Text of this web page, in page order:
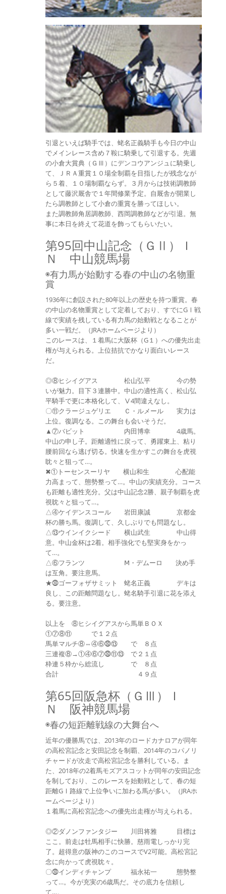
引退といえば騎手では、蛯名正義騎手も今日の中山
でメインレース含め７鞍に騎乗して引退する。先週
の小倉大賞典（ＧⅢ）にデンコウアンジュに騎乗し
て、ＪＲＡ重賞１０場全制覇を目指したが残念なが
ら５着、１０場制覇ならず。３月からは技術調教師
として藤沢厩舎で１年間修業予定。自厩舎が開業し
たら調教師として小倉の重賞を勝ってほしい。
また調教師角居調教師、西岡調教師などが引退。無
事に本日を終えて花道を飾ってもらいたい。
第95回中山記念（ＧⅡ）Ｉ
Ｎ 中山競馬場
◉有力馬が始動する春の中山の名物重
賞
1936年に創設された80年以上の歴史を持つ重賞。春
の中山の名物重賞として定着しており、すでにGⅠ戦
線で実績を残している有力馬の始動戦となることが
多い一戦だ。（JRAホームページより）
このレースは、１着馬に大阪杯（G１）への優先出走
権が与えられる。上位拮抗でかなり面白いレース
だ。
◎⑧ヒシイグアス 松山弘平 今の勢
いが魅力。目下３連勝中。中山の適性高く、松山弘
平騎手で更に本格化して、Ⅴ4間違えなし。
〇⑪クラージュゲリエ Ｃ・ルメール 実力は
上位。復調なる。この舞台も会いそうだ。
▲⑦バビット 内田博幸 4歳馬。
中山の申し子。距離適性に戻って、勇躍東上、粘り
腰前回なら逃げ切る。快速を生かすこの舞台を虎視
眈々と狙って…。
✖①トーセンスーリヤ 横山和生 心配能
力高まって、態勢整って…。中山の実績充分。コース
も距離も適性充分。父は中山記念2勝、親子制覇を虎
視眈々と狙って…。
△④ケイデンスコール 岩田康誠 京都金
杯の勝ち馬。復調して、久しぶりでも問題なし。
△⑬ウインイクシード 横山武生 中山得
意。中山金杯は2着。相手強化でも堅実身をかっ
て…。
△⑥フランツ Ⅿ・デムーロ 決め手
は互角。要注意馬。
★⓾ゴーフォザサミット 蛯名正義 デキは
良し、この距離問題なし。蛯名騎手引退に花を添え
る。要注意。
以上を ⑧ヒシイグアスから馬単ＢＯＸ
①⑦⑧⑪ で１２点
馬単マルチ⑧⇔④⑥⓾⑬ で ８点
三連複⑧→①④⑥⑦⓾⑪⑬ で２１点
枠連５枠から総流し で ８点
合計 ４９点
第65回阪急杯（ＧⅢ）Ｉ
Ｎ 阪神競馬場
◉春の短距離戦線の大舞台へ
近年の優勝馬では、2013年のロードカナロアが同年
の高松宮記念と安田記念を制覇、2014年のコパノリ
チャードが次走で高松宮記念を勝利している。ま
た、2018年の2着馬モズアスコットが同年の安田記念
を制しており、このレースを始動戦として、春の短
距離GⅠ路線で上位争いに加わる馬が多い。（JRAホ
ームページより）
１着馬に高松宮記念への優先出走権が与えられる。
◎②ダノンファンタジー 川田将雅 目標は
ここ。前走は牡馬相手に快勝。慈雨電しっかり完
了。超得意の阪神のこのコースでV2可能。高松宮記
念に向かって虎視眈々。
〇⓾インディチャンプ 福永祐一 態勢整
って…。今が充実の6歳馬だ。その底力を信頼し
て…。